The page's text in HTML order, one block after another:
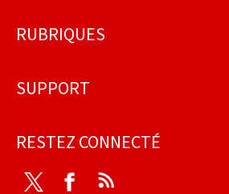
Pied
page
RUBRIQUES
SUPPORT
RESTEZ CONNECTÉ
Twitter Facebook